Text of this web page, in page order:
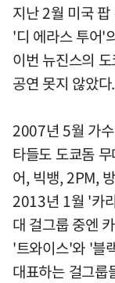
지난 2월 미국
'디 에라스 투어'
이번 뉴진스의
공연 못지 않았다.
2007년 5월 가
타들도 도쿄돔
어, 빅뱅, 2PM,
2013년 1월 '카
대 걸그룹 중엔
'트와이스'와 '블
대표하는 걸그룹